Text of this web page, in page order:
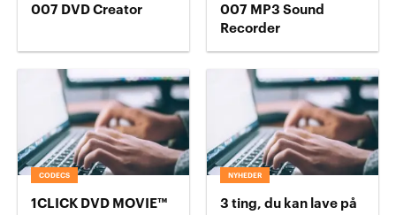
007 DVD Creator
007 MP3 Sound
Recorder
CODECS
1CLICK DVD MOVIE™
NYHEDER
3 ting, du kan lave på